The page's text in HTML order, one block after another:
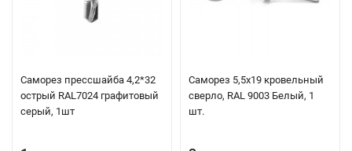
Саморез прессшайба 4,2*32
острый RAL7024 графитовый
серый, 1шт
Саморез 5,5х19 кровельный
сверло, RAL 9003 Белый, 1
шт.